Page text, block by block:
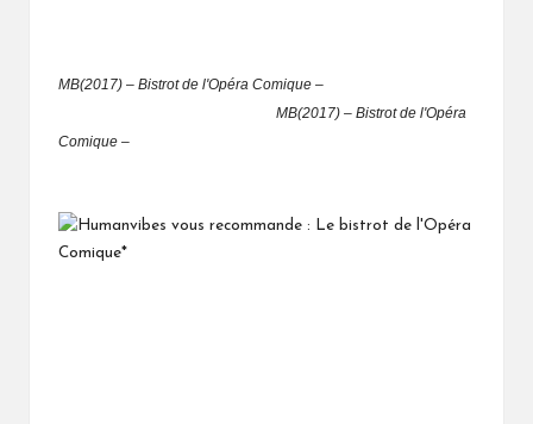
MB(2017) – Bistrot de l'Opéra Comique –
MB(2017) – Bistrot de l'Opéra
Comique –